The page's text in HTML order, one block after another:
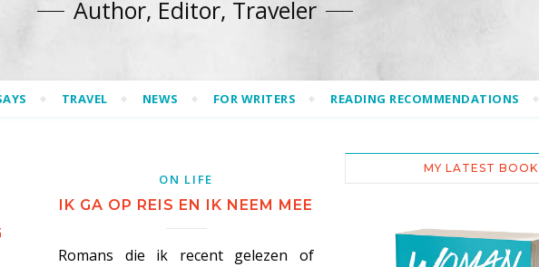
Author, Editor, Traveler
TRAVEL NEWS FOR WRITERS READING RECOMMENDATIONS
ON LIFE
IK GA OP REIS EN IK NEEM MEE
Romans die ik recent gelezen of
MY LATEST BOOK